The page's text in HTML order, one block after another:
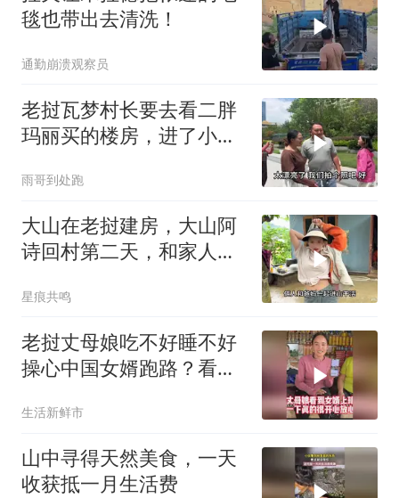
毯也带出去清洗！
通勤崩溃观察员
老挝瓦梦村长要去看二胖
玛丽买的楼房，进了小区
雨哥到处跑
大山在老挝建房，大山阿
诗回村第二天，和家人一
星痕共鸣
老挝丈母娘吃不好睡不好
操心中国女婿跑路？看到
生活新鲜市
山中寻得天然美食，一天
收获抵一月生活费